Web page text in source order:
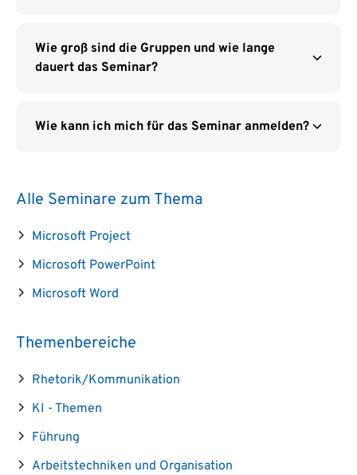
Wie groß sind die Gruppen und wie lange
dauert das Seminar?
Wie kann ich mich für das Seminar anmelden?
Alle Seminare zum Thema
Microsoft Project
Microsoft PowerPoint
Microsoft Word
Themenbereiche
Rhetorik/Kommunikation
KI - Themen
Führung
Arbeitstechniken und Organisation